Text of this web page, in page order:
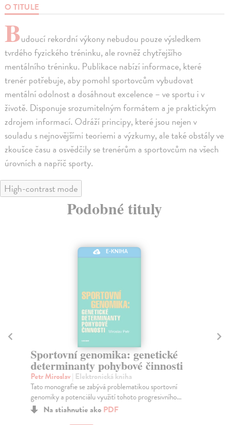
O TITULE
Budoucí rekordní výkony nebudou pouze výsledkem
tvrdého fyzického tréninku, ale rovněž chytřejšího
mentálního tréninku. Publikace nabízí informace, které
trenér potřebuje, aby pomohl sportovcům vybudovat
mentální odolnost a dosáhnout excelence – ve sportu i v
životě. Disponuje srozumitelným formátem a je praktickým
zdrojem informací. Odráží principy, které jsou nejen v
souladu s nejnovějšími teoriemi a výzkumy, ale také obstály ve
zkoušce času a osvědčily se trenérům a sportovcům na všech
úrovních a napříč sporty.
High-contrast mode
Podobné tituly
E-KNIHA
Sportovní genomika: genetické
determinanty pohybové činnosti
Petr Miroslav| Elektronická kniha
Tato monografie se zabývá problematikou sportovní
genomiky a potenciálu využití tohoto progresivního...
Na stiahnutie ako PDF